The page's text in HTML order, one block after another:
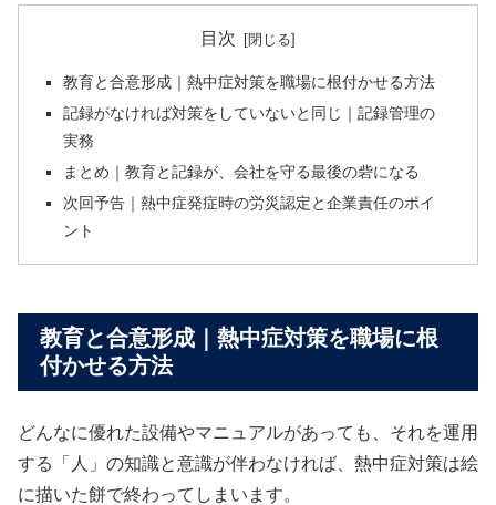
目次
教育と合意形成｜熱中症対策を職場に根付かせる方法
記録がなければ対策をしていないと同じ｜記録管理の
実務
まとめ｜教育と記録が、会社を守る最後の砦になる
次回予告｜熱中症発症時の労災認定と企業責任のポイ
ント
教育と合意形成｜熱中症対策を職場に根
付かせる方法
どんなに優れた設備やマニュアルがあっても、それを運用
する「人」の知識と意識が伴わなければ、熱中症対策は絵
に描いた餅で終わってしまいます。